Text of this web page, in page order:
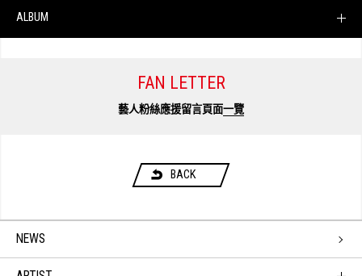
ALBUM
FAN LETTER
藝人粉絲應援留言頁面一覽
BACK
NEWS